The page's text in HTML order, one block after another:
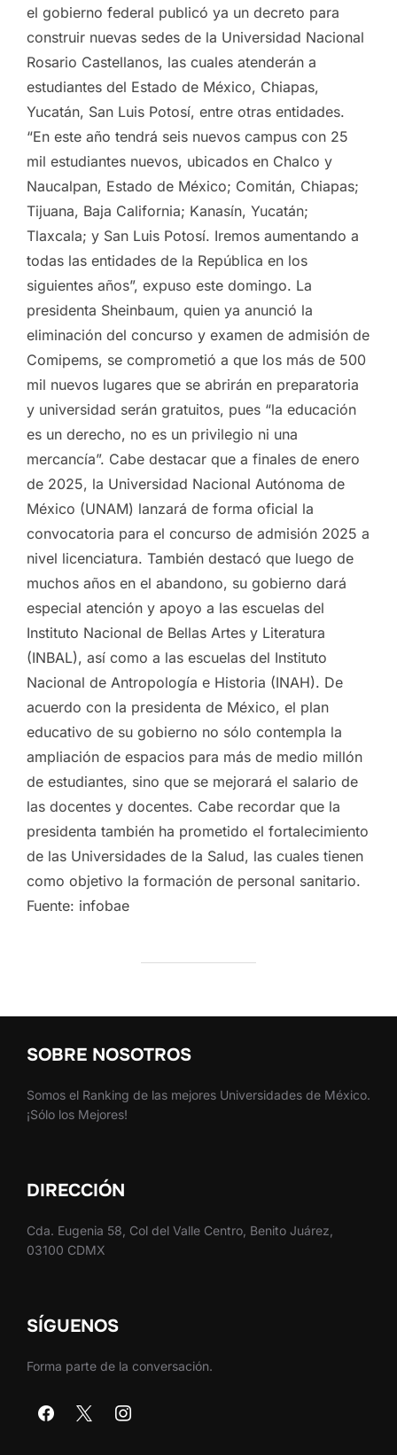
el gobierno federal publicó ya un decreto para
construir nuevas sedes de la Universidad Nacional
Rosario Castellanos, las cuales atenderán a
estudiantes del Estado de México, Chiapas,
Yucatán, San Luis Potosí, entre otras entidades.
“En este año tendrá seis nuevos campus con 25
mil estudiantes nuevos, ubicados en Chalco y
Naucalpan, Estado de México; Comitán, Chiapas;
Tijuana, Baja California; Kanasín, Yucatán;
Tlaxcala; y San Luis Potosí. Iremos aumentando a
todas las entidades de la República en los
siguientes años”, expuso este domingo. La
presidenta Sheinbaum, quien ya anunció la
eliminación del concurso y examen de admisión de
Comipems, se comprometió a que los más de 500
mil nuevos lugares que se abrirán en preparatoria
y universidad serán gratuitos, pues “la educación
es un derecho, no es un privilegio ni una
mercancía”. Cabe destacar que a finales de enero
de 2025, la Universidad Nacional Autónoma de
México (UNAM) lanzará de forma oficial la
convocatoria para el concurso de admisión 2025 a
nivel licenciatura. También destacó que luego de
muchos años en el abandono, su gobierno dará
especial atención y apoyo a las escuelas del
Instituto Nacional de Bellas Artes y Literatura
(INBAL), así como a las escuelas del Instituto
Nacional de Antropología e Historia (INAH). De
acuerdo con la presidenta de México, el plan
educativo de su gobierno no sólo contempla la
ampliación de espacios para más de medio millón
de estudiantes, sino que se mejorará el salario de
las docentes y docentes. Cabe recordar que la
presidenta también ha prometido el fortalecimiento
de las Universidades de la Salud, las cuales tienen
como objetivo la formación de personal sanitario.
Fuente: infobae
SOBRE NOSOTROS
Somos el Ranking de las mejores Universidades de México.
¡Sólo los Mejores!
DIRECCIÓN
Cda. Eugenia 58, Col del Valle Centro, Benito Juárez,
03100 CDMX
SÍGUENOS
Forma parte de la conversación.